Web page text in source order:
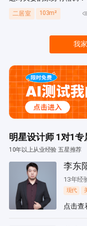
二居室 103m²
我
明星设计师 1对1专
10年以上从业经验 五星推荐
李东
13年经
现代
点击查